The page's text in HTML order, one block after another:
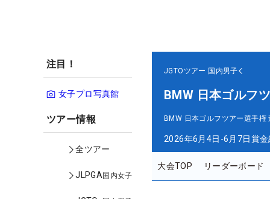
注目！
女子プロ写真館
ツアー情報
全ツアー
JLPGA国内女子
JGTOツアー 国内男子
BMW 日本ゴルフ
BMW 日本ゴルフツアー選手権
2026年6月4日-6月7日賞
大会TOP リーダーボード